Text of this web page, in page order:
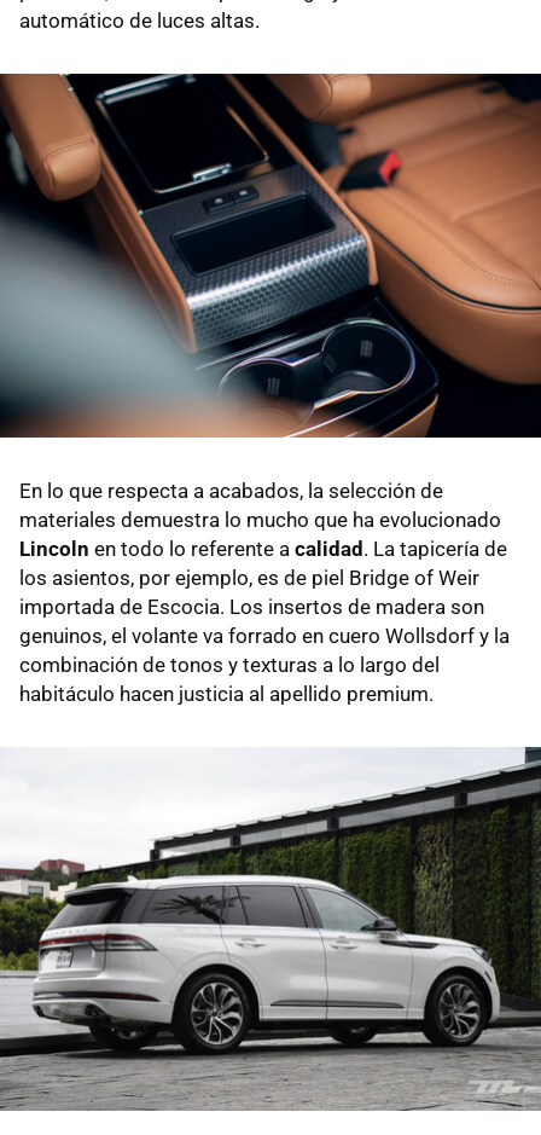
automático de luces altas.
En lo que respecta a acabados, la selección de
materiales demuestra lo mucho que ha evolucionado
Lincoln en todo lo referente a calidad. La tapicería de
los asientos, por ejemplo, es de piel Bridge of Weir
importada de Escocia. Los insertos de madera son
genuinos, el volante va forrado en cuero Wollsdorf y la
combinación de tonos y texturas a lo largo del
habitáculo hacen justicia al apellido premium.